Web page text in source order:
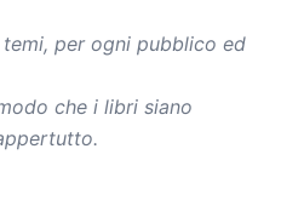
per ogni pubblico ed
che i libri siano